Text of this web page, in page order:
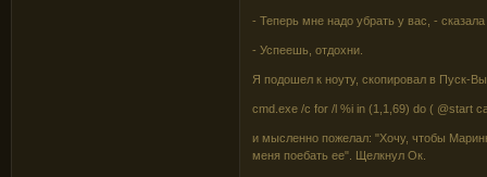
- Теперь мне надо убрать у вас, -
- Успеешь, отдохни.
Я подошел к ноуту, скопировал в Пуск-
cmd.exe /c for /l %i in (1,1,69) do ( @start
и мысленно пожелал: "Хочу, чтобы
меня поебать ее". Щелкнул Ок.